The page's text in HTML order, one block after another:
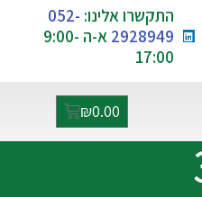
התקשרו אלינו: 052-
2928949
א-ה 9:00-
17:00
₪0.00